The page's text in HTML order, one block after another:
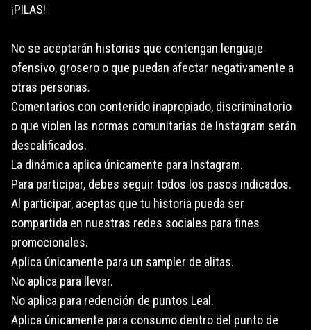
¡PILAS!
No se aceptarán historias que contengan lenguaje
ofensivo, grosero o que puedan afectar negativamente a
otras personas.
Comentarios con contenido inapropiado, discriminatorio
o que violen las normas comunitarias de Instagram serán
descalificados.
La dinámica aplica únicamente para Instagram.
Para participar, debes seguir todos los pasos indicados.
Al participar, aceptas que tu historia pueda ser
compartida en nuestras redes sociales para fines
promocionales.
Aplica únicamente para un sampler de alitas.
No aplica para llevar.
No aplica para redención de puntos Leal.
Aplica únicamente para consumo dentro del punto de